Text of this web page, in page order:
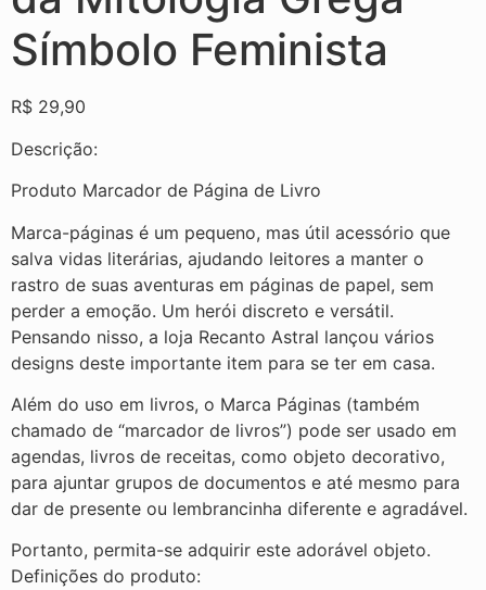
Símbolo Feminista
R$ 29,90
Descrição:
Produto Marcador de Página de Livro
Marca-páginas é um pequeno, mas útil acessório que
salva vidas literárias, ajudando leitores a manter o
rastro de suas aventuras em páginas de papel, sem
perder a emoção. Um herói discreto e versátil.
Pensando nisso, a loja Recanto Astral lançou vários
designs deste importante item para se ter em casa.
Além do uso em livros, o Marca Páginas (também
chamado de “marcador de livros”) pode ser usado em
agendas, livros de receitas, como objeto decorativo,
para ajuntar grupos de documentos e até mesmo para
dar de presente ou lembrancinha diferente e agradável.
Portanto, permita-se adquirir este adorável objeto.
Definições do produto: